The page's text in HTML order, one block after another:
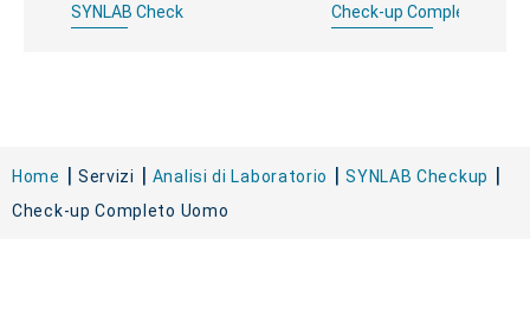
SYNLAB Check Check-up Completo
Home Servizi Analisi di Laboratorio
SYNLAB Checkup
Check-up Completo Uomo